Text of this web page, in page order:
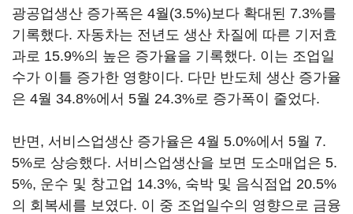
광공업생산 증가폭은 4월(3.5%)보다 확대된 7.3%를
기록했다. 자동차는 전년도 생산 차질에 따른 기저효
과로 15.9%의 높은 증가율을 기록했다. 이는 조업일
수가 이틀 증가한 영향이다. 다만 반도체 생산 증가율
은 4월 34.8%에서 5월 24.3%로 증가폭이 줄었다.
반면, 서비스업생산 증가율은 4월 5.0%에서 5월 7.
5%로 상승했다. 서비스업생산을 보면 도소매업은 5.
5%, 운수 및 창고업 14.3%, 숙박 및 음식점업 20.5%
의 회복세를 보였다. 이 중 조업일수의 영향으로 금융